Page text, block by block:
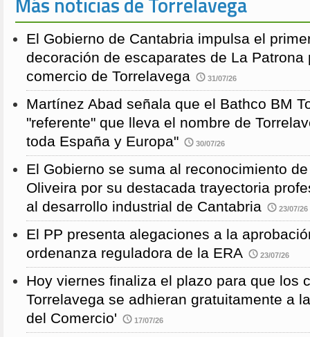
El Gobierno de Cantabria impulsa el
decoración de escaparates de La Patrona
comercio de Torrelavega
31/07/26
Martínez Abad señala que el Bathco BM
"referente" que lleva el nombre de
toda España y Europa"
30/07/26
El Gobierno se suma al reconocimiento
Oliveira por su destacada trayectoria
al desarrollo industrial de Cantabria
23/07/26
El PP presenta alegaciones a la
ordenanza reguladora de la ERA
23/07/26
Hoy viernes finaliza el plazo para que los
Torrelavega se adhieran gratuitamente a
del Comercio'
17/07/26